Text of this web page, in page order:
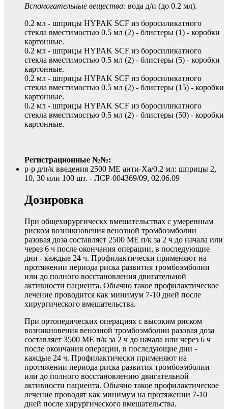
Вспомогательные вещества: вода д/и (до 0.2 мл).
0.2 мл - шприцы HYPAK SCF из боросиликатного
стекла вместимостью 0.5 мл (2) - блистеры (1) - коробки
картонные.
0.2 мл - шприцы HYPAK SCF из боросиликатного
стекла вместимостью 0.5 мл (2) - блистеры (5) - коробки
картонные.
0.2 мл - шприцы HYPAK SCF из боросиликатного
стекла вместимостью 0.5 мл (2) - блистеры (15) - коробки
картонные.
0.2 мл - шприцы HYPAK SCF из боросиликатного
стекла вместимостью 0.5 мл (2) - блистеры (50) - коробки
картонные.
Регистрационные №№:
р-р д/п/к введения 2500 МЕ анти-Ха/0.2 мл: шприцы 2,
10, 30 или 100 шт. - ЛСР-004369/09, 02.06.09
Дозировка
При общехирургическх вмешательствах с умеренным
риском возникновения венозной тромбоэмболии
разовая доза составляет 2500 МЕ п/к за 2 ч до начала или
через 6 ч после окончания операции, в последующие
дни - каждые 24 ч. Профилактически применяют на
протяжении периода риска развития тромбоэмболии
или до полного восстановления двигательной
активности пациента. Обычно такое профилактическое
лечение проводится как минимум 7-10 дней после
хирургического вмешательства.
При ортопедических операциях с высоким риском
возникновения венозной тромбоэмболии разовая доза
составляет 3500 МЕ п/к за 2 ч до начала или через 6 ч
после окончания операции, в последующие дни -
каждые 24 ч. Профилактически применяют на
протяжении периода риска развития тромбоэмболии
или до полного восстановлению двигательной
активности пациента. Обычно такое профилактическое
лечение проводят как минимум на протяжении 7-10
дней после хирургического вмешательства.